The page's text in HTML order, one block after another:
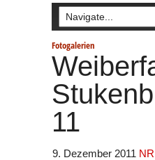
Fotogalerien
11
9. Dezember 2011 NR